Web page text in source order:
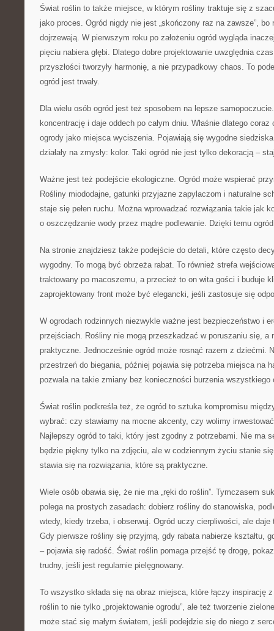
Świat roślin to także miejsce, w którym rośliny traktuje się z
jako proces. Ogród nigdy nie jest „skończony raz na zawsze”,
dojrzewają. W pierwszym roku po założeniu ogród wygląda
pięciu nabiera głębi. Dlatego dobre projektowanie uwzględnia
przyszłości tworzyły harmonię, a nie przypadkowy chaos. To
ogród jest trwały.
Dla wielu osób ogród jest też sposobem na lepsze
koncentrację i daje oddech po całym dniu. Właśnie dlatego
ogrody jako miejsca wyciszenia. Pojawiają się wygodne
działały na zmysły: kolor. Taki ogród nie jest tylko dekoracją –
Ważne jest też podejście ekologiczne. Ogród może wspierać
Rośliny miododajne, gatunki przyjazne zapylaczom i naturalne
staje się pełen ruchu. Można wprowadzać rozwiązania takie jak
o oszczędzanie wody przez mądre podlewanie. Dzięki temu
Na stronie znajdziesz także podejście do detali, które często
wygodny. To mogą być obrzeża rabat. To również strefa
traktowany po macoszemu, a przecież to on wita gości i buduje
zaprojektowany front może być elegancki, jeśli zastosuje się
W ogrodach rodzinnych niezwykle ważne jest bezpieczeństwo i
przejściach. Rośliny nie mogą przeszkadzać w poruszaniu się, a
praktyczne. Jednocześnie ogród może rosnąć razem z dziećmi.
przestrzeń do biegania, później pojawia się potrzeba miejsca na
pozwala na takie zmiany bez konieczności burzenia wszystkiego
Świat roślin podkreśla też, że ogród to sztuka kompromisu
wybrać: czy stawiamy na mocne akcenty, czy wolimy
Najlepszy ogród to taki, który jest zgodny z potrzebami. Nie ma
będzie piękny tylko na zdjęciu, ale w codziennym życiu stanie
stawia się na rozwiązania, które są praktyczne.
Wiele osób obawia się, że nie ma „ręki do roślin”. Tymczasem
polega na prostych zasadach: dobierz rośliny do stanowiska,
wtedy, kiedy trzeba, i obserwuj. Ogród uczy cierpliwości, ale
Gdy pierwsze rośliny się przyjmą, gdy rabata nabierze kształtu,
– pojawia się radość. Świat roślin pomaga przejść tę drogę,
trudny, jeśli jest regularnie pielęgnowany.
To wszystko składa się na obraz miejsca, które łączy inspirację
roślin to nie tylko „projektowanie ogrodu”, ale też tworzenie
może stać się małym światem, jeśli podejdzie się do niego z